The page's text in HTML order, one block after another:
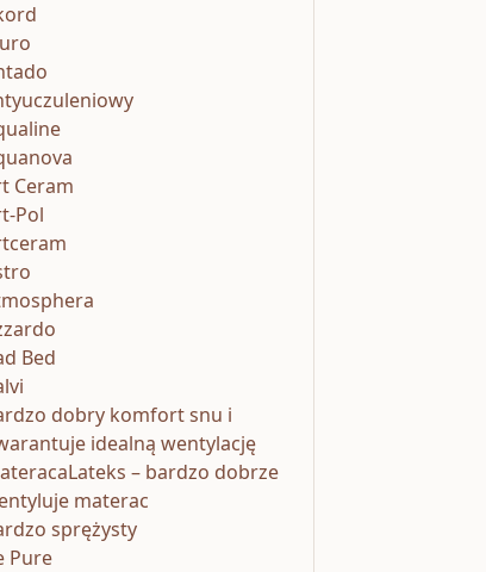
Ceram
Pol
Bed
dobry komfort snu i
idealną wentylację
– bardzo dobrze
materac
sprężysty
Pure